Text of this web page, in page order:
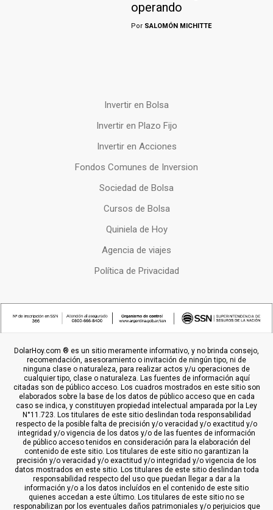
operando
Por SALOMÓN MICHITTE
Invertir en Bolsa
Invertir en Plazo Fijo
Invertir en Acciones
Fondos Comunes de Inversion
Sociedad de Bolsa
Cursos de Bolsa
Quiniela de Hoy
Agencia de viajes
Política de Privacidad
DolarHoy.com ® es un sitio meramente informativo, y no brinda consejo,
recomendación, asesoramiento o invitación de ningún tipo, ni de
ninguna clase o naturaleza, para realizar actos y/u operaciones de
cualquier tipo, clase o naturaleza. Las fuentes de información aquí
citadas son de público acceso. Los cuadros mostrados en este sitio son
elaborados sobre la base de los datos de público acceso que en cada
caso se indica, y constituyen propiedad intelectual amparada por la Ley
N°11.723. Los titulares de este sitio deslindan toda responsabilidad
respecto de la posible falta de precisión y/o veracidad y/o exactitud y/o
integridad y/o vigencia de los datos y/o de las fuentes de información
de público acceso tenidos en consideración para la elaboración del
contenido de este sitio. Los titulares de este sitio no garantizan la
precisión y/o veracidad y/o exactitud y/o integridad y/o vigencia de los
datos mostrados en este sitio. Los titulares de este sitio deslindan toda
responsabilidad respecto del uso que puedan llegar a dar a la
información y/o a los datos incluídos en el contenido de este sitio
quienes accedan a este último. Los titulares de este sitio no se
responabilizan por los eventuales daños patrimoniales y/o perjuicios que